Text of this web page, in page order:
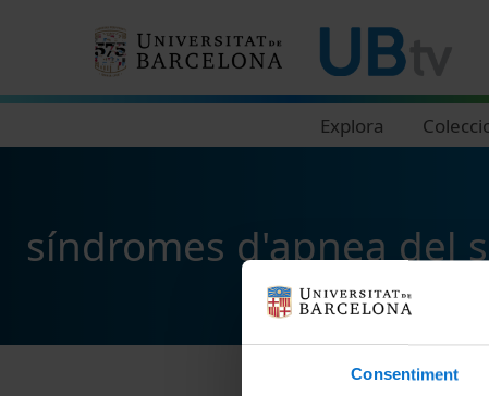
Consentiment
Explora
síndromes d'apnea del